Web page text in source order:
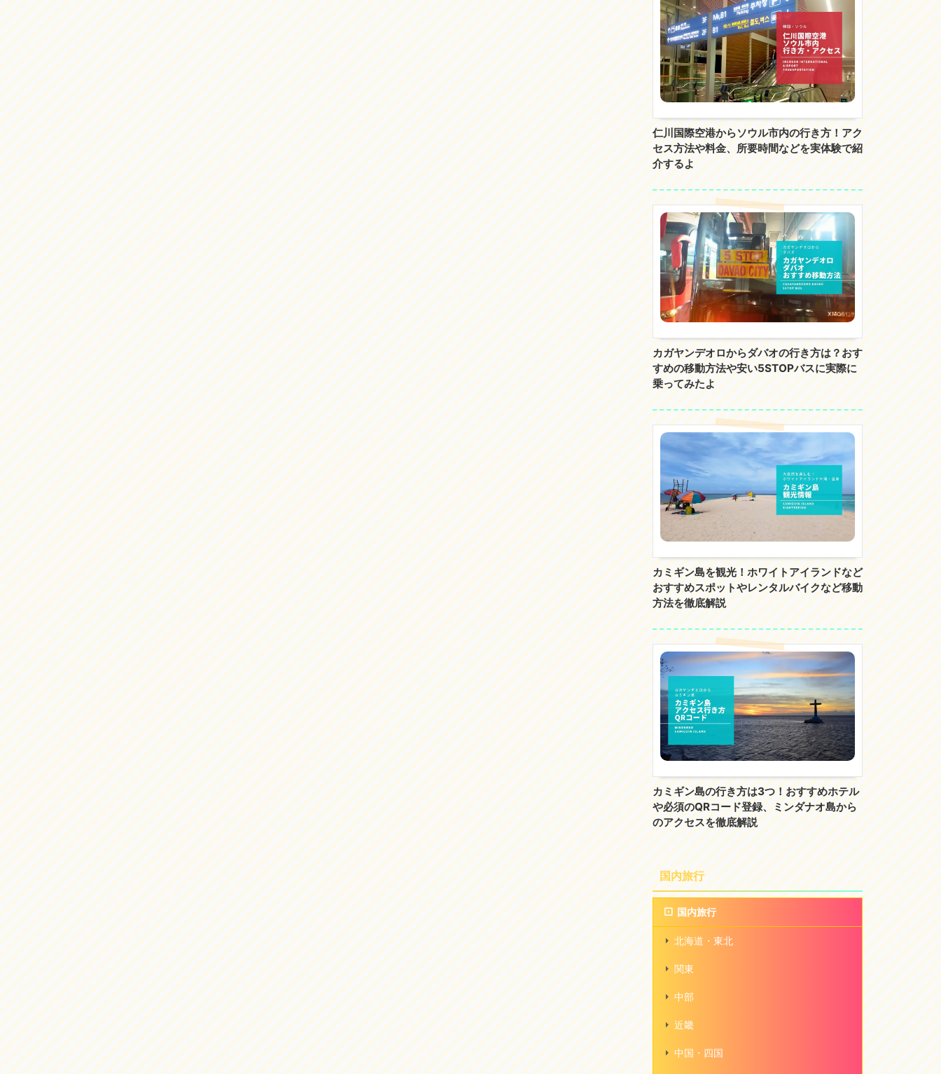
仁川国際空港からソウル市内の行き方！アク
セス方法や料金、所要時間などを実体験で紹
介するよ
カガヤンデオロからダバオの行き方は？おす
すめの移動方法や安い5STOPバスに実際に
乗ってみたよ
カミギン島を観光！ホワイトアイランドなど
おすすめスポットやレンタルバイクなど移動
方法を徹底解説
カミギン島の行き方は3つ！おすすめホテル
や必須のQRコード登録、ミンダナオ島から
のアクセスを徹底解説
国内旅行
国内旅行
北海道・東北
関東
中部
近畿
中国・四国